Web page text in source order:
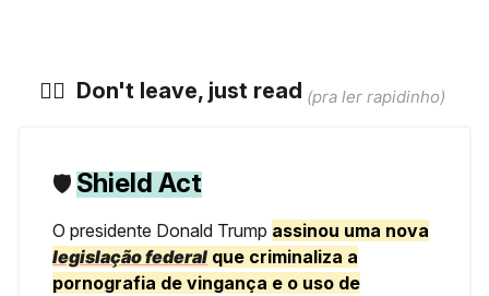
🏃‍♀️ ️ Don't leave, just read (pra ler rapidinho)
🛡️ Shield Act
O presidente Donald Trump assinou uma nova
legislação federal que criminaliza a
pornografia de vingança e o uso de